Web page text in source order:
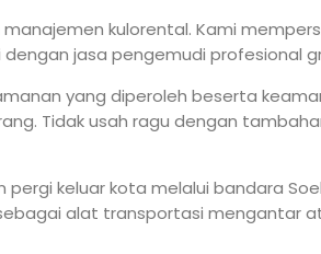
kulorental. Kami
jasa pengemudi profesional
yang diperoleh beserta
Tidak usah ragu dengan
keluar kota melalui bandara
alat transportasi mengantar